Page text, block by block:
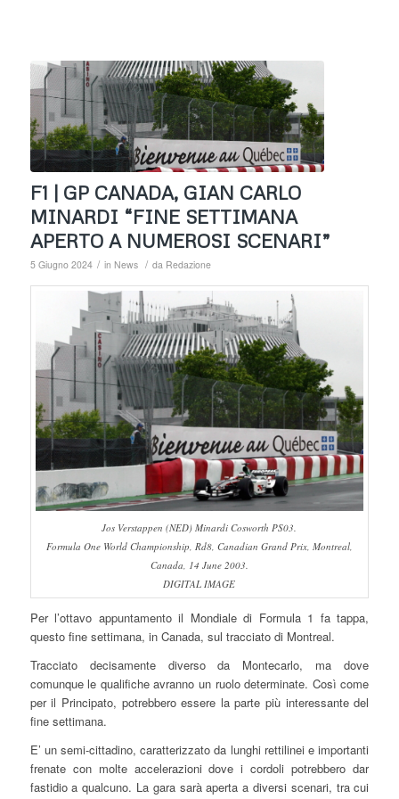
F1 | GP CANADA, GIAN CARLO
MINARDI “FINE SETTIMANA
APERTO A NUMEROSI SCENARI”
5 Giugno 2024 / in News / da Redazione
Jos Verstappen (NED) Minardi Cosworth PS03.
Formula One World Championship, Rd8, Canadian Grand Prix, Montreal,
Canada, 14 June 2003.
DIGITAL IMAGE
Per l’ottavo appuntamento il Mondiale di Formula 1 fa tappa,
questo fine settimana, in Canada, sul tracciato di Montreal.
Tracciato decisamente diverso da Montecarlo, ma dove
comunque le qualifiche avranno un ruolo determinate. Così come
per il Principato, potrebbero essere la parte più interessante del
fine settimana.
E’ un semi-cittadino, caratterizzato da lunghi rettilinei e importanti
frenate con molte accelerazioni dove i cordoli potrebbero dar
fastidio a qualcuno. La gara sarà aperta a diversi scenari, tra cui